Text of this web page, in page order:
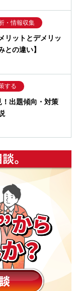
・情報収集
リットとデメリッ
との違い】
する
出題傾向・対策